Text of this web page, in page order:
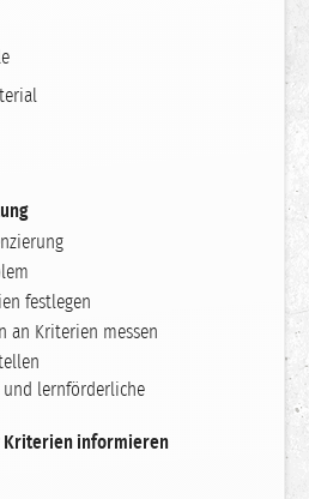
festlegen
an Kriterien messen
lernförderliche
Kriterien informieren